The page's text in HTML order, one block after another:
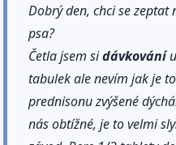
Dobrý den, chci se zeptat
psa?
Četla jsem sidávkování
tabulek ale nevím jak je
prednisonu zvýšené
nás obtížné, je to velmi